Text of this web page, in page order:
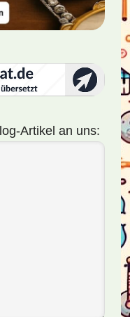
Artikel an uns: